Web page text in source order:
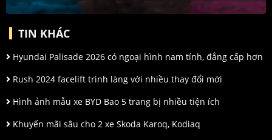
TIN KHÁC
Hyundai Palisade 2026 có ngoại hình nam tính, đẳng cấp hơn
Rush 2024 facelift trình làng với nhiều thay đổi mới
Hình ảnh mẫu xe BYD Bao 5 trang bị nhiều tiện ích
Khuyến mãi sâu cho 2 xe Skoda Karoq, Kodiaq